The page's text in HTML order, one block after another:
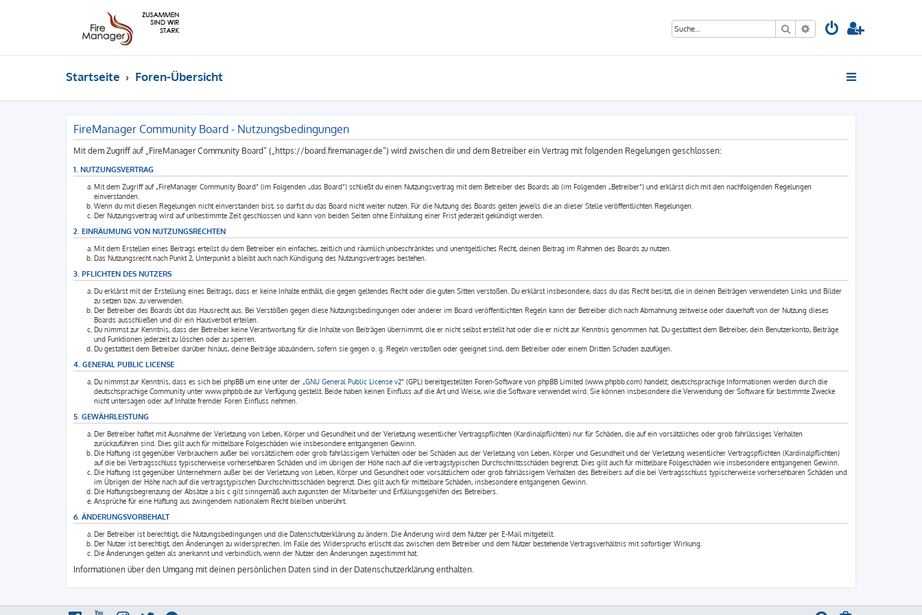
Suche Erweiterte Suche
Startseite Foren-Übersicht
FireManager Community Board - Nutzungsbedingungen
Mit dem Zugriff auf „FireManager Community Board“ („https://board.firemanager.de“) wird zwischen dir und dem Betreiber ein Vertrag mit folgenden Regelungen geschlossen:
1. NUTZUNGSVERTRAG
Mit dem Zugriff auf „FireManager Community Board“ (im Folgenden „das Board“) schließt du einen Nutzungsvertrag mit dem Betreiber des Boards ab (im Folgenden „Betreiber“) und erklärst dich mit den nachfolgenden Regelungen
einverstanden.
Wenn du mit diesen Regelungen nicht einverstanden bist, so darfst du das Board nicht weiter nutzen. Für die Nutzung des Boards gelten jeweils die an dieser Stelle veröffentlichten Regelungen.
Der Nutzungsvertrag wird auf unbestimmte Zeit geschlossen und kann von beiden Seiten ohne Einhaltung einer Frist jederzeit gekündigt werden.
2. EINRÄUMUNG VON NUTZUNGSRECHTEN
Mit dem Erstellen eines Beitrags erteilst du dem Betreiber ein einfaches, zeitlich und räumlich unbeschränktes und unentgeltliches Recht, deinen Beitrag im Rahmen des Boards zu nutzen.
Das Nutzungsrecht nach Punkt 2, Unterpunkt a bleibt auch nach Kündigung des Nutzungsvertrages bestehen.
3. PFLICHTEN DES NUTZERS
Du erklärst mit der Erstellung eines Beitrags, dass er keine Inhalte enthält, die gegen geltendes Recht oder die guten Sitten verstoßen. Du erklärst insbesondere, dass du das Recht besitzt, die in deinen Beiträgen verwendeten Links und Bilder
zu setzen bzw. zu verwenden.
Der Betreiber des Boards übt das Hausrecht aus. Bei Verstößen gegen diese Nutzungsbedingungen oder anderer im Board veröffentlichten Regeln kann der Betreiber dich nach Abmahnung zeitweise oder dauerhaft von der Nutzung dieses
Boards ausschließen und dir ein Hausverbot erteilen.
Du nimmst zur Kenntnis, dass der Betreiber keine Verantwortung für die Inhalte von Beiträgen übernimmt, die er nicht selbst erstellt hat oder die er nicht zur Kenntnis genommen hat. Du gestattest dem Betreiber, dein Benutzerkonto, Beiträge
und Funktionen jederzeit zu löschen oder zu sperren.
Du gestattest dem Betreiber darüber hinaus, deine Beiträge abzuändern, sofern sie gegen o. g. Regeln verstoßen oder geeignet sind, dem Betreiber oder einem Dritten Schaden zuzufügen.
4. GENERAL PUBLIC LICENSE
Du nimmst zur Kenntnis, dass es sich bei phpBB um eine unter der „GNU General Public License v2“ (GPL) bereitgestellten Foren-Software von phpBB Limited (www.phpbb.com) handelt; deutschsprachige Informationen werden durch die
deutschsprachige Community unter www.phpbb.de zur Verfügung gestellt. Beide haben keinen Einfluss auf die Art und Weise, wie die Software verwendet wird. Sie können insbesondere die Verwendung der Software für bestimmte Zwecke
nicht untersagen oder auf Inhalte fremder Foren Einfluss nehmen.
5. GEWÄHRLEISTUNG
Der Betreiber haftet mit Ausnahme der Verletzung von Leben, Körper und Gesundheit und der Verletzung wesentlicher Vertragspflichten (Kardinalpflichten) nur für Schäden, die auf ein vorsätzliches oder grob fahrlässiges Verhalten
zurückzuführen sind. Dies gilt auch für mittelbare Folgeschäden wie insbesondere entgangenen Gewinn.
Die Haftung ist gegenüber Verbrauchern außer bei vorsätzlichem oder grob fahrlässigem Verhalten oder bei Schäden aus der Verletzung von Leben, Körper und Gesundheit und der Verletzung wesentlicher Vertragspflichten (Kardinalpflichten)
auf die bei Vertragsschluss typischerweise vorhersehbaren Schäden und im übrigen der Höhe nach auf die vertragstypischen Durchschnittsschäden begrenzt. Dies gilt auch für mittelbare Folgeschäden wie insbesondere entgangenen Gewinn.
Die Haftung ist gegenüber Unternehmern außer bei der Verletzung von Leben, Körper und Gesundheit oder vorsätzlichem oder grob fahrlässigem Verhalten des Betreibers auf die bei Vertragsschluss typischerweise vorhersehbaren Schäden und
im Übrigen der Höhe nach auf die vertragstypischen Durchschnittsschäden begrenzt. Dies gilt auch für mittelbare Schäden, insbesondere entgangenen Gewinn.
Die Haftungsbegrenzung der Absätze a bis c gilt sinngemäß auch zugunsten der Mitarbeiter und Erfüllungsgehilfen des Betreibers.
Ansprüche für eine Haftung aus zwingendem nationalem Recht bleiben unberührt.
6. ÄNDERUNGSVORBEHALT
Der Betreiber ist berechtigt, die Nutzungsbedingungen und die Datenschutzerklärung zu ändern. Die Änderung wird dem Nutzer per E-Mail mitgeteilt.
Der Nutzer ist berechtigt, den Änderungen zu widersprechen. Im Falle des Widerspruchs erlischt das zwischen dem Betreiber und dem Nutzer bestehende Vertragsverhältnis mit sofortiger Wirkung.
Die Änderungen gelten als anerkannt und verbindlich, wenn der Nutzer den Änderungen zugestimmt hat.
Informationen über den Umgang mit deinen persönlichen Daten sind in der Datenschutzerklärung enthalten.